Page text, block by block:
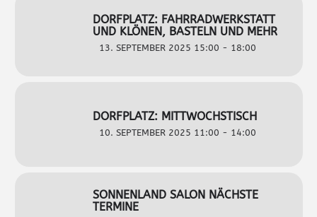
DORFPLATZ: FAHRRADWERKSTATT
UND KLÖNEN, BASTELN UND MEHR
13. SEPTEMBER 2025 15:00 - 18:00
DORFPLATZ: MITTWOCHSTISCH
10. SEPTEMBER 2025 11:00 - 14:00
SONNENLAND SALON NÄCHSTE
TERMINE